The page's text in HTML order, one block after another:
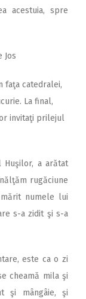
acestuia, spre
Jos
faţa catedralei,
La final,
invitaţi prilejul
Huşilor, a arătat
rugăciune
numele lui
s-a zidit şi s-a
este ca o zi
cheamă mila şi
şi mângâie, şi